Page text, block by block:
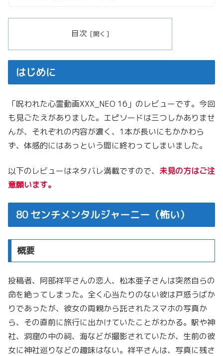
目次
はじめに
「呪われた心霊動画XXX_NEO 16」のレビューです。今回
も見ごたえがありました。エピソードは三つしかありませ
んが、それぞれの内容が濃く、1本が長いにもかかわら
ず、体感的にはあっという間に終わってしまいました。
以下のレビューはネタバレ満載ですので、 未見の方はご注
意願います。
80 センチメンタルジャーニー（怖い）
概要
投稿者、阿部祥平さんの恋人、松本亜子さんは突然自らの
命を絶ってしまった。全く心当たりのない彼は戸惑うばか
りであったが、彼女の両親から託されたスマホの写真か
ら、その直前に旅行に出かけていたことがわかる。駅や神
社、洞窟の中の祠、海などが撮影されていたが、生前の彼
女に神社巡りなどの趣味はない。祥平さんは、写真に残さ